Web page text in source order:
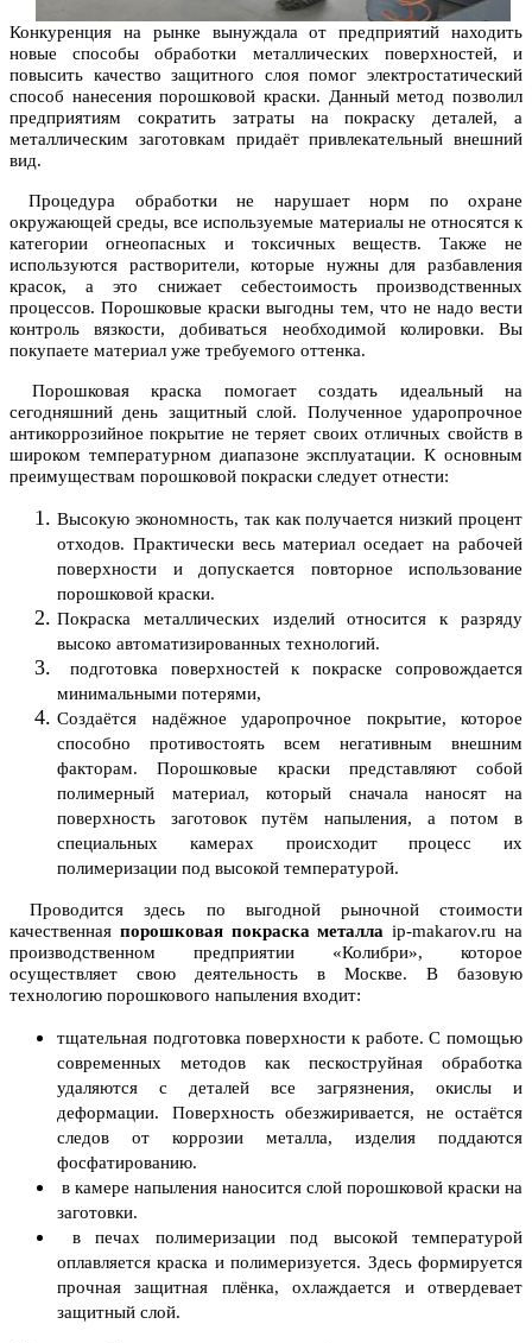
Конкуренция на рынке вынуждала от предприятий находить
новые способы обработки металлических поверхностей, и
повысить качество защитного слоя помог электростатический
способ нанесения порошковой краски. Данный метод позволил
предприятиям сократить затраты на покраску деталей, а
металлическим заготовкам придаёт привлекательный внешний
вид.
Процедура обработки не нарушает норм по охране
окружающей среды, все используемые материалы не относятся к
категории огнеопасных и токсичных веществ. Также не
используются растворители, которые нужны для разбавления
красок, а это снижает себестоимость производственных
процессов. Порошковые краски выгодны тем, что не надо вести
контроль вязкости, добиваться необходимой колировки. Вы
покупаете материал уже требуемого оттенка.
Порошковая краска помогает создать идеальный на
сегодняшний день защитный слой. Полученное ударопрочное
антикоррозийное покрытие не теряет своих отличных свойств в
широком температурном диапазоне эксплуатации. К основным
преимуществам порошковой покраски следует отнести:
Высокую экономность, так как получается низкий процент
отходов. Практически весь материал оседает на рабочей
поверхности и допускается повторное использование
порошковой краски.
Покраска металлических изделий относится к разряду
высоко автоматизированных технологий.
подготовка поверхностей к покраске сопровождается
минимальными потерями,
Создаётся надёжное ударопрочное покрытие, которое
способно противостоять всем негативным внешним
факторам. Порошковые краски представляют собой
полимерный материал, который сначала наносят на
поверхность заготовок путём напыления, а потом в
специальных камерах происходит процесс их
полимеризации под высокой температурой.
Проводится здесь по выгодной рыночной стоимости
качественная порошковая покраска металла ip-makarov.ru на
производственном предприятии «Колибри», которое
осуществляет свою деятельность в Москве. В базовую
технологию порошкового напыления входит:
тщательная подготовка поверхности к работе. С помощью
современных методов как пескоструйная обработка
удаляются с деталей все загрязнения, окислы и
деформации.
Поверхность обезжиривается, не остаётся
следов от коррозии металла, изделия поддаются
фосфатированию.
в камере напыления наносится слой порошковой краски на
заготовки.
в печах полимеризации под высокой температурой
оплавляется краска и полимеризуется. Здесь формируется
прочная защитная плёнка, охлаждается и отвердевает
защитный слой.